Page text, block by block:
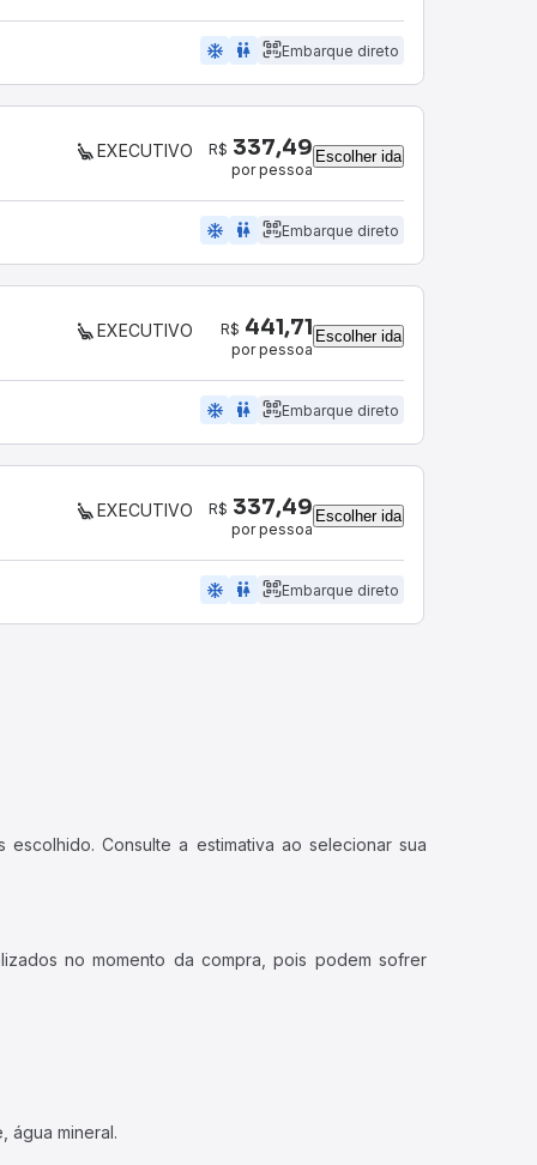
ac_unit wc Embarque direto
EXECUTIVO R$ 337,49
por pessoa
Escolher ida
ac_unit wc Embarque direto
EXECUTIVO R$ 441,71
por pessoa
Escolher ida
ac_unit wc Embarque direto
EXECUTIVO R$ 337,49
por pessoa
Escolher ida
ac_unit wc Embarque direto
Consulte a estimativa ao selecionar sua
no momento da compra, pois podem sofrer
água mineral.